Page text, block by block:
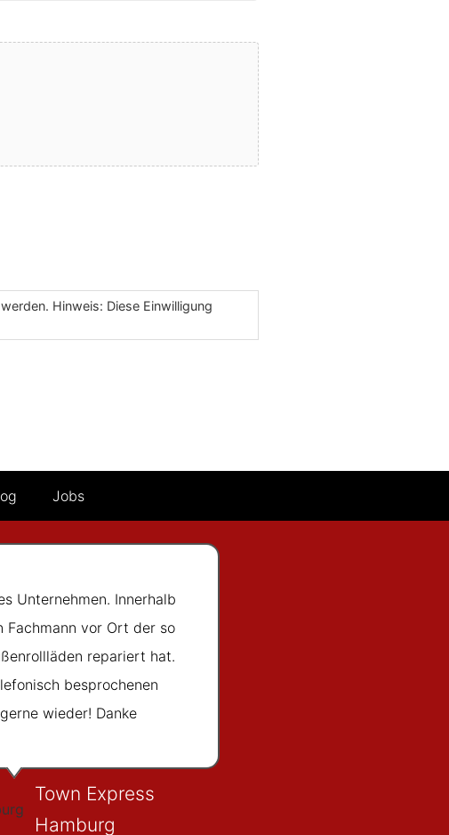
Hinweis: Diese Einwilligung
Jobs
Unternehmen. Innerhalb
Fachmann vor Ort der so
repariert hat.
besprochenen
wieder! Danke
Town Express
Hamburg